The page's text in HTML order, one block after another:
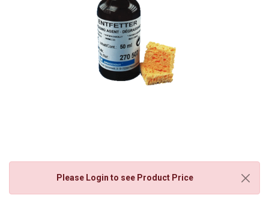
Please Login to see Product Price